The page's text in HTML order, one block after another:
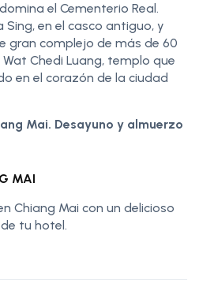
el Cementerio Real.
en el casco antiguo, y
gran complejo de más de 60
Chedi Luang, templo que
en el corazón de la ciudad
Mai. Desayuno y almuerzo
MAI
Chiang Mai con un delicioso
tu hotel.